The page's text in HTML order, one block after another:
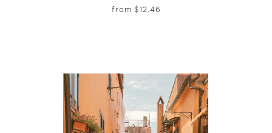
from $12.46